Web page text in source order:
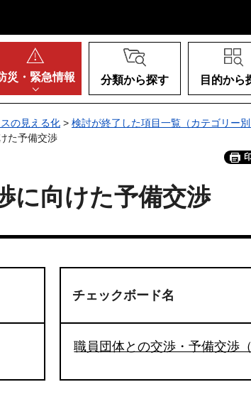
災・ 緊急情報 分類から探す 目的から
の見える化 > 検討が終了した項目一覧（カテゴリー別
た予備交渉
に向けた予備交渉
チェックボード名
職員団体との交渉・予備交渉